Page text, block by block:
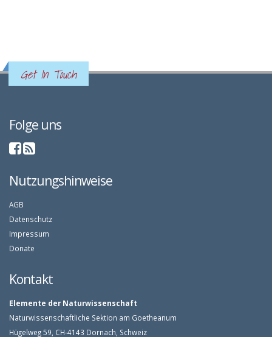
Get In Touch
Folge uns
Nutzungshinweise
AGB
Datenschutz
Impressum
Donate
Kontakt
Elemente der Naturwissenschaft
Naturwissenschaftliche Sektion am Goetheanum
Hügelweg 59, CH-4143 Dornach, Schweiz